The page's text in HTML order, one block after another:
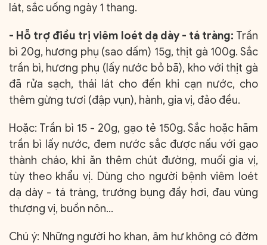
lát, sắc uống ngày 1 thang.
- Hỗ trợ điều trị viêm loét dạ dày - tá tràng: Trần
bì 20g, hương phụ (sao dấm) 15g, thịt gà 100g. Sắc
trần bì, hương phụ (lấy nước bỏ bã), kho với thịt gà
đã rửa sạch, thái lát cho đến khi cạn nước, cho
thêm gừng tươi (đập vụn), hành, gia vị, đảo đều.
Hoặc: Trần bì 15 - 20g, gạo tẻ 150g. Sắc hoặc hãm
trần bì lấy nước, đem nước sắc được nấu với gạo
thành cháo, khi ăn thêm chút đường, muối gia vị,
tùy theo khẩu vị. Dùng cho người bệnh viêm loét
dạ dày - tá tràng, trướng bụng đầy hơi, đau vùng
thượng vị, buồn nôn...
Chú ý: Những người ho khan, âm hư không có đờm